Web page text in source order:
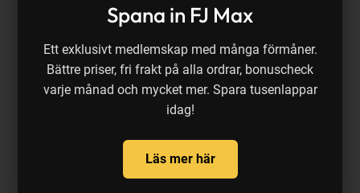
Spana in FJ Max
Ett exklusivt medlemskap med många förmåner.
Bättre priser, fri frakt på alla ordrar, bonuscheck
varje månad och mycket mer. Spara tusenlappar
idag!
Läs mer här
Maxximus JRK Munchy Long
Fladen
Maxximus JRK Munchy Short